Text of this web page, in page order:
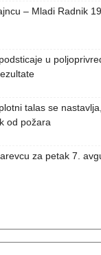
– Mladi Radnik
u
talas se
od požara
za petak 7.